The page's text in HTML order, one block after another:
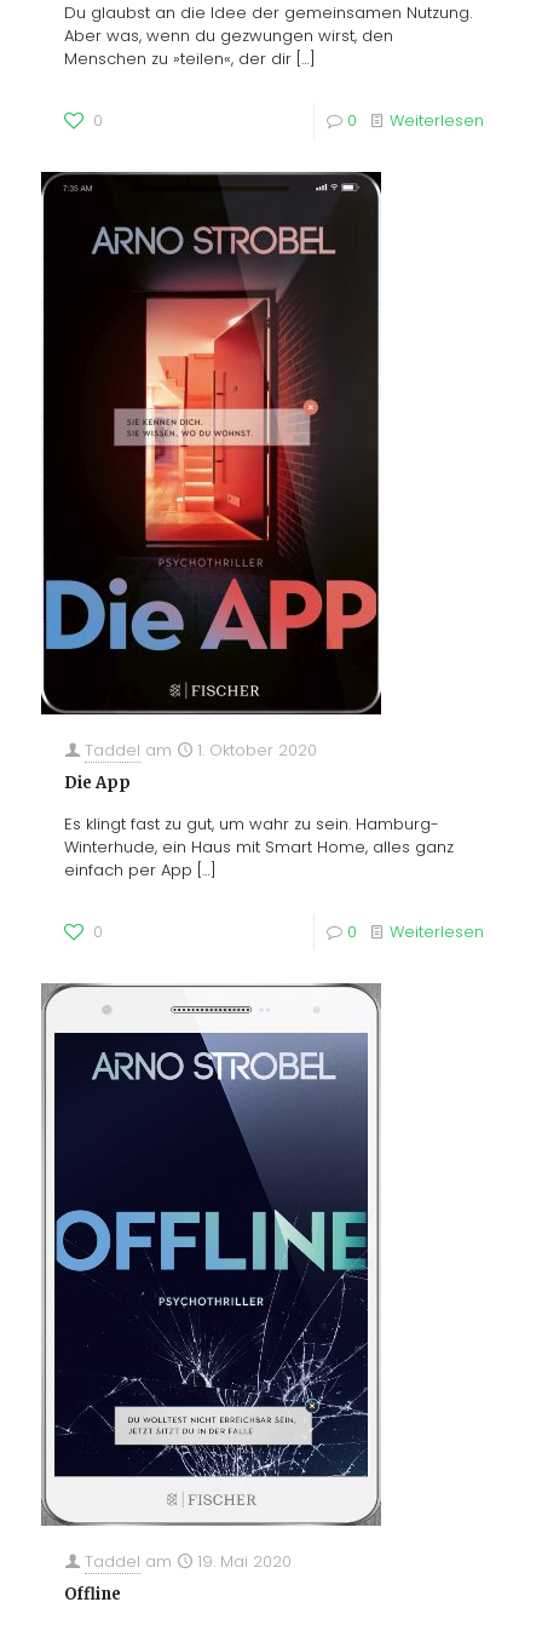
Du glaubst an die Idee der gemeinsamen Nutzung.
Aber was, wenn du gezwungen wirst, den
Menschen zu »teilen«, der dir […]
0 0 Weiterlesen
Taddel am 1. Oktober 2020
Die App
Es klingt fast zu gut, um wahr zu sein. Hamburg-
Winterhude, ein Haus mit Smart Home, alles ganz
einfach per App […]
0 0 Weiterlesen
Taddel am 19. Mai 2020
Offline